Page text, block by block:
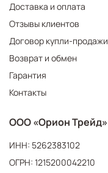
Доставка и оплата
Отзывы клиентов
Договор купли-продажи
Возврат и обмен
Гарантия
Контакты
ООО «Орион Трейд»
ИНН: 5262383102
ОГРН: 1215200042210